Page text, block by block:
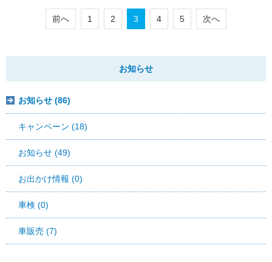
前へ 1 2 3 4 5 次へ
お知らせ
お知らせ (86)
キャンペーン (18)
お知らせ (49)
お出かけ情報 (0)
車検 (0)
車販売 (7)